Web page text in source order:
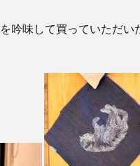
吟味して買っていただ